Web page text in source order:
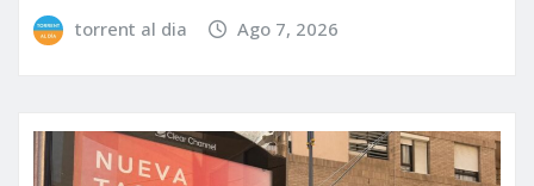
torrent al dia Ago 7, 2026